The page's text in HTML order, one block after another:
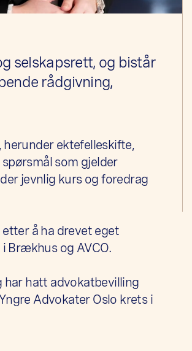
selskapsrett, og bistår
rådgivning,
ektefelleskifte,
som gjelder
jevnlig kurs og foredrag
å ha drevet eget
Brækhus og AVCO.
har hatt advokatbevilling
Advokater Oslo krets i